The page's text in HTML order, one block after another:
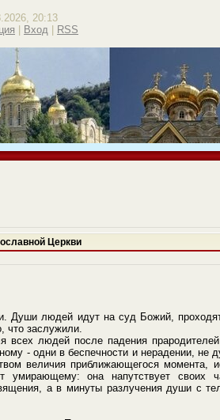
20:13
Вход RSS
Церкви
Души людей идут на суд Божий,
что заслужили.
всех людей после падения
- одни в беспечности и нерадении, не
величия приближающегося момента,
умирающему: она напутствует своих
а в минуты разлучения души с